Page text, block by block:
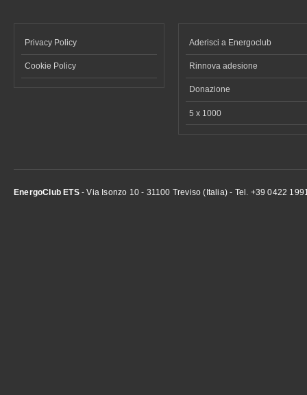
Privacy Policy
Cookie Policy
Aderisci a Energoclub
Rinnova adesione
Donazione
5 x 1000
EnergoClub ETS- Via Isonzo 10 - 31100 Treviso (Italia) - Tel. +39 0422